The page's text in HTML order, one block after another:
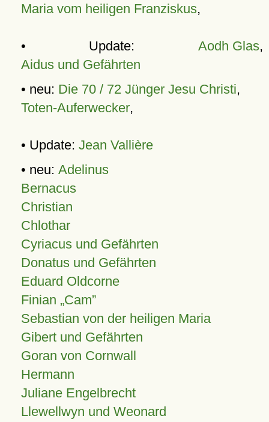
Maria vom heiligen Franziskus,
• Update: Aodh Glas,
Aidus und Gefährten
• neu: Die 70 / 72 Jünger Jesu Christi,
Toten-Auferwecker,
• Update: Jean Vallière
• neu: Adelinus
Bernacus
Christian
Chlothar
Cyriacus und Gefährten
Donatus und Gefährten
Eduard Oldcorne
Finian Cam
Sebastian von der heiligen Maria
Gibert und Gefährten
Goran von Cornwall
Hermann
Juliane Engelbrecht
Llewellwyn und Weonard